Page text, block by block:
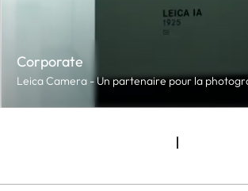
Corporate
Leica Camera - Un partenaire pour la